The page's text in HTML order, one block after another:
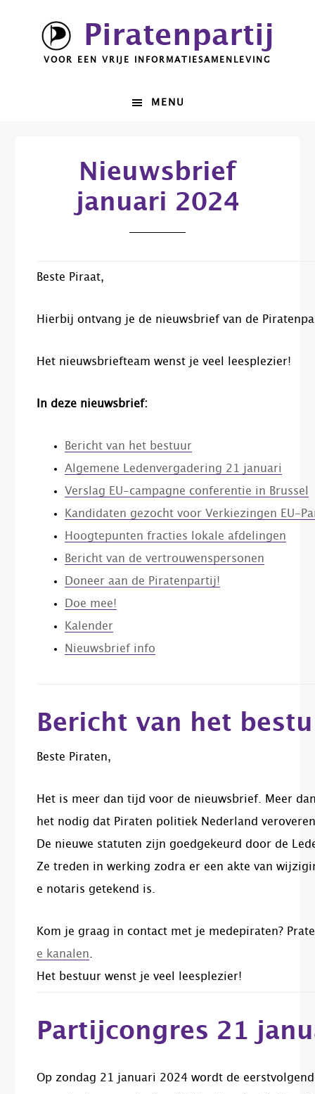
hoofdnavigatie
Piratenpartij
VOOR EEN VRIJE INFORMATIESAMENLEVING
MENU
Nieuwsbrief
januari 2024
Beste Piraat,
Hierbij ontvang je de nieuwsbrief van de
Het nieuwsbriefteam wenst je veel leesplezier!
In deze nieuwsbrief:
Bericht van het bestuur
Algemene Ledenvergadering 21 januari
Verslag EU-campagne conferentie in Brusse
Kandidaten gezocht voor Verkiezingen EU-
Hoogtepunten fracties lokale afdelingen
Bericht van de vertrouwenspersonen
Doneer aan de Piratenpartij!
Doe mee!
Kalender
Nieuwsbrief info
Bericht van het
Beste Piraten,
Het is meer dan tijd voor de nieuwsbrief. Meer
het nodig dat Piraten politiek Nederland
De nieuwe statuten zijn goedgekeurd door de
Ze treden in werking zodra er eenakte van
e notaris getekend is.
Kom je graag in contact met je medepiraten?
e kanalen.
Het bestuur wenst je veel leesplezier!
Partijcongres 21
Op zondag 21 januari 2024 wordt de